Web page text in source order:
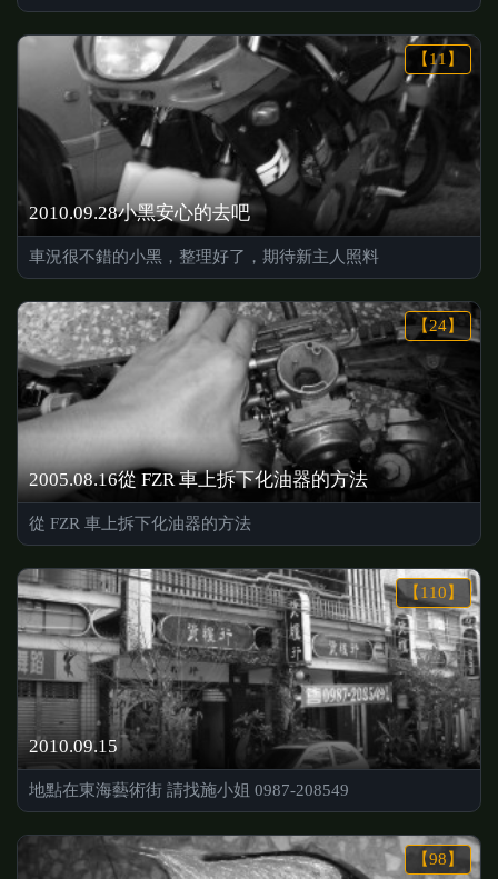
【11】
2010.09.28小黑安心的去吧
車況很不錯的小黑，整理好了，期待新主人照料
【24】
2005.08.16從 FZR 車上拆下化油器的方法
從 FZR 車上拆下化油器的方法
【110】
2010.09.15
地點在東海藝術街 請找施小姐 0987-208549
【98】